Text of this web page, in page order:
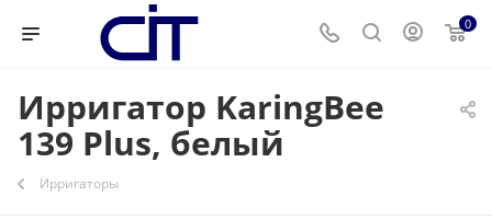
0
Ирригатор KaringBee
139 Plus, белый
Ирригаторы